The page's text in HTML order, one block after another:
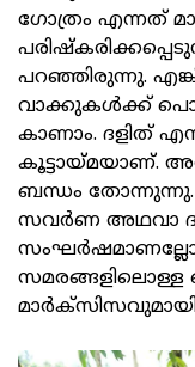
ഗോത്രം എന്നത്
പറഞ്ഞിരുന്നു.
വാക്കുകള്‍ക്ക്
കാണാം. ദളിത്
കൂട്ടായ്മയാണ്.
ബന്ധം
സവര്‍ണ അഥവാ
സംഘര്‍ഷമാണല്ലോ
സമരങ്ങളിലൊള്ള